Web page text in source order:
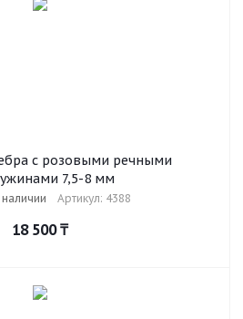
с розовыми речными
7,5-8 мм
наличии Артикул: 4388
18 500₸